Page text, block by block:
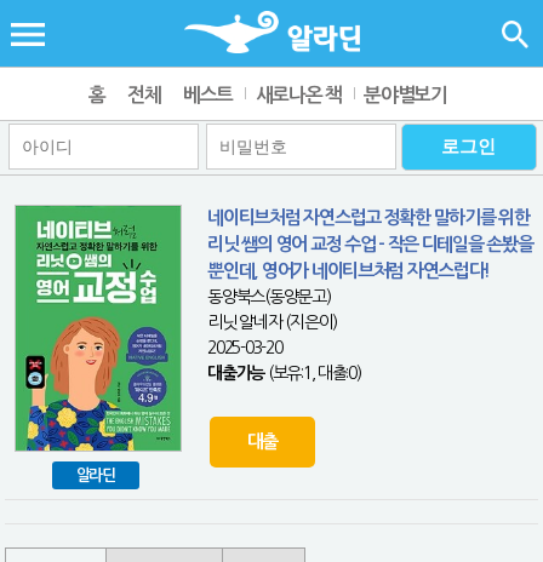
홈 전체 베스트 새로나온 책 분야별보기
알라딘
네이티브처럼 자연스럽고 정확한 말하기를 위한
리닛 쌤의 영어 교정 수업 - 작은 디테일을 손봤을
뿐인데, 영어가 네이티브처럼 자연스럽다!
동양북스(동양문고)
리닛 알네자 (지은이)
2025-03-20
대출가능(보유:1, 대출:0)
대출